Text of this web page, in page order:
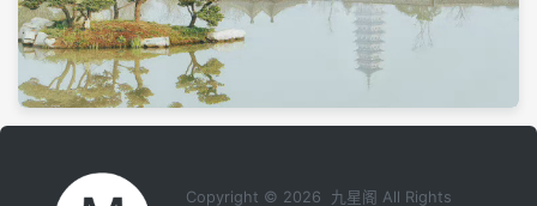
Copyright © 2026 九星阁 All Rights